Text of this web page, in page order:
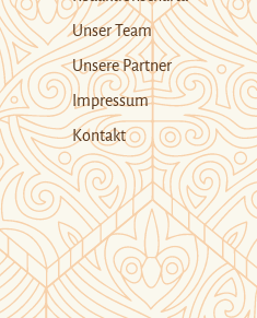
Unser Team
Unsere Partner
Impressum
Kontakt